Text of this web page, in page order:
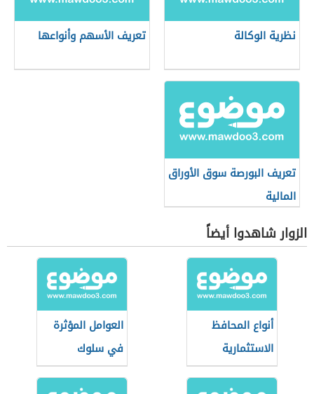
نظرية الوكالة تعريف الأسهم وأنواعها
تعريف البورصة سوق الأوراق
المالية
الزوار شاهدوا أيضاً
أنواع المحافظ
الاستثمارية
العوامل المؤثرة
في سلوك
المستهلك